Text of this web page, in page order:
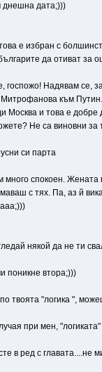
днешна дата;)))
е избран с
да отиват за
госпожо! Надявам се,
Митрофанова към
Москва и това е
Не са виновни за
си парта
много спокоен.
с тях. Па, аз й
някой да не ти
поникне втора;)))
твоята "логика ",
при мен,
в ред с главата....не